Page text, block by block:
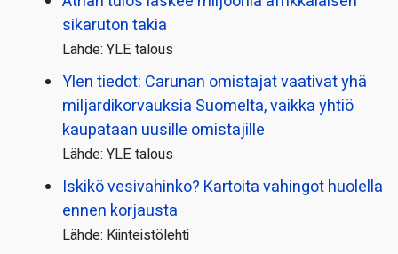
sikaruton takia
Lähde: YLE talous
Ylen tiedot: Carunan omistajat vaativat yhä
miljardi­korvauksia Suomelta, vaikka yhtiö
kaupataan uusille omistajille
Lähde: YLE talous
Iskikö vesivahinko? Kartoita vahingot huolella
ennen korjausta
Lähde: Kiinteistölehti